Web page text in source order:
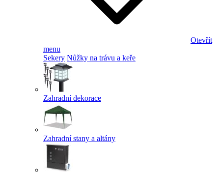
Otevřít
menu
Sekery Nůžky na trávu a keře
Zahradní dekorace
Zahradní stany a altány